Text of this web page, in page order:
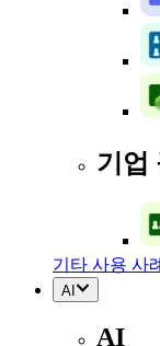
기업
기타 사용 사례
AI
AI